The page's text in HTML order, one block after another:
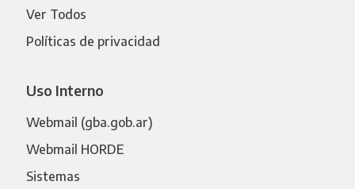
Ver Todos
Políticas de privacidad
Uso Interno
Webmail (gba.gob.ar)
Webmail HORDE
Sistemas